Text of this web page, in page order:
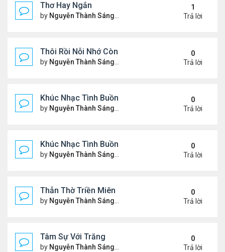
Thơ Hay Ngắn
by Nguyễn Thành Sáng Thứ 4 Tháng 1 10, 2024 2:28
1
Trả lời
Thôi Rồi Nỗi Nhớ Còn Đây…
by Nguyễn Thành Sáng Thứ 5 Tháng 12 28, 2023 1:09
0
Trả lời
Khúc Nhạc Tình Buồn – 2
by Nguyễn Thành Sáng Thứ 2 Tháng 12 18, 2023 1:51
0
Trả lời
Khúc Nhạc Tình Buồn - 1
by Nguyễn Thành Sáng Chủ nhật Tháng 12 10, 2023
0
Trả lời
Thẫn Thờ Triền Miên
by Nguyễn Thành Sáng Thứ 2 Tháng 12 04, 2023 1:28
0
Trả lời
Tâm Sự Với Trăng
by Nguyễn Thành Sáng Thứ 5 Tháng 11 23, 2023 6:37
0
Trả lời